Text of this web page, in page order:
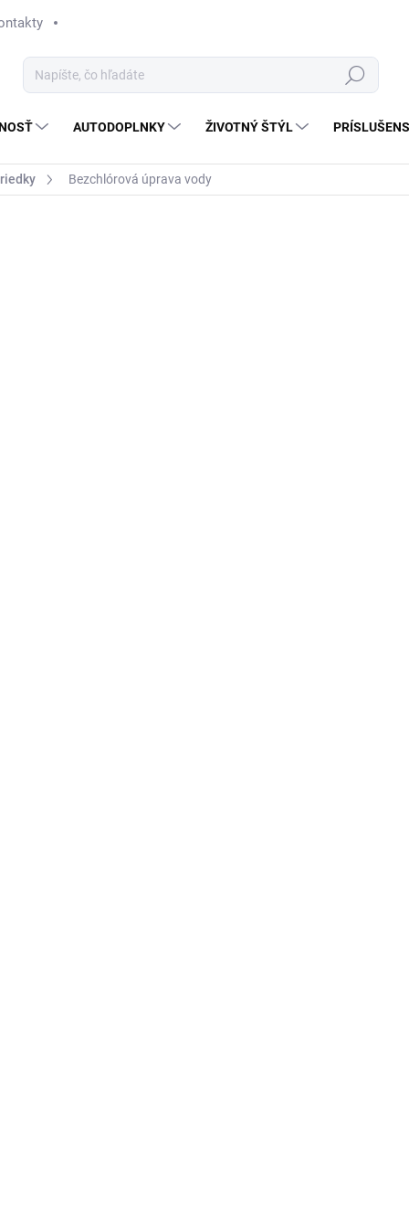
Hľadať
AUTODOPLNKY ŽIVOTNÝ ŠTÝL
Bezchlórová úprava vody